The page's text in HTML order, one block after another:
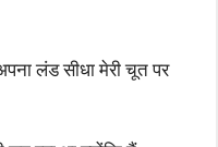
लंड सीधा मेरी चूत पर